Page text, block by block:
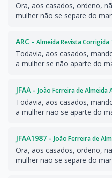
Ora, aos casados, ordeno,
mulher não se separe do
ARC - Almeida Revista Corrigida
Todavia, aos casados,
a mulher se não aparte do
JFAA - João Ferreira de Almeida
Todavia, aos casados,
a mulher não se aparte do
JFAA1987 - João Ferreira de
Ora, aos casados, ordeno,
mulher não se separe do